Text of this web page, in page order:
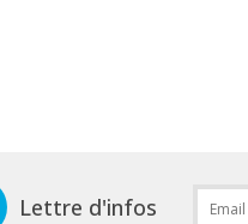
Lettre d'infos